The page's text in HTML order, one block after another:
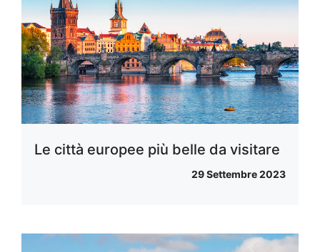
Le città europee più belle da visitare
29 Settembre 2023